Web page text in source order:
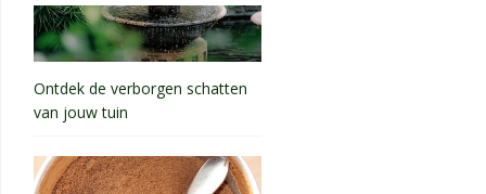
Ontdek de verborgen schatten
van jouw tuin